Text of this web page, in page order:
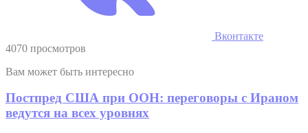
Вконтакте
4070 просмотров
Вам может быть интересно
Постпред США при ООН: переговоры с Ираном
ведутся на всех уровнях